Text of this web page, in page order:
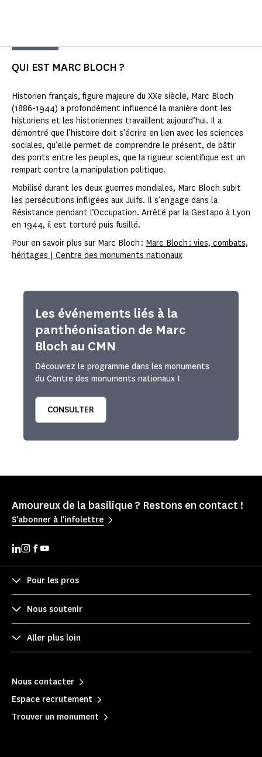
QUI EST MARC BLOCH ?
Historien français, figure majeure du XXe siècle, Marc Bloch
(1886-1944) a profondément influencé la manière dont les
historiens et les historiennes travaillent aujourd’hui. Il a
démontré que l’histoire doit s’écrire en lien avec les sciences
sociales, qu’elle permet de comprendre le présent, de bâtir
des ponts entre les peuples, que la rigueur scientifique est un
rempart contre la manipulation politique.
Mobilisé durant les deux guerres mondiales, Marc Bloch subit
les persécutions infligées aux Juifs. Il s’engage dans la
Résistance pendant l’Occupation. Arrêté par la Gestapo à Lyon
en 1944, il est torturé puis fusillé.
Pour en savoir plus sur Marc Bloch : Marc Bloch : vies, combats,
héritages | Centre des monuments nationaux
Les événements liés à la
panthéonisation de Marc
Bloch au CMN
Découvrez le programme dans les monuments
du Centre des monuments nationaux !
CONSULTER
Amoureux de la basilique ? Restons en contact !
S'abonner à l'infolettre
Pour les pros
Nous soutenir
Aller plus loin
Nous contacter
Espace recrutement
Trouver un monument